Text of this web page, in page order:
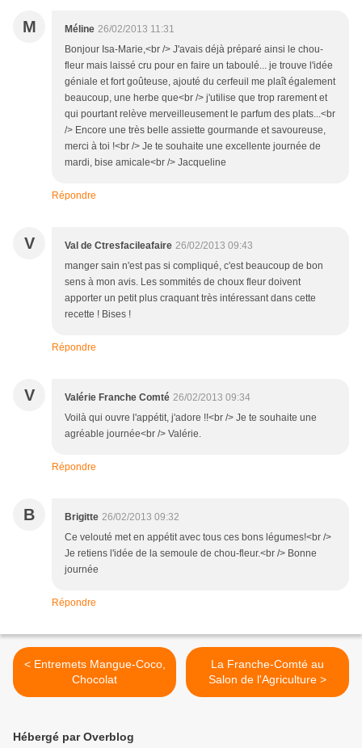
M Méline 26/02/2013 11:31
Bonjour Isa-Marie,<br /> J'avais déjà préparé ainsi le chou-
fleur mais laissé cru pour en faire un taboulé... je trouve l'idée
géniale et fort goûteuse, ajouté du cerfeuil me plaît également
beaucoup, une herbe que<br /> j'utilise que trop rarement et
qui pourtant relève merveilleusement le parfum des plats...<br
/> Encore une très belle assiette gourmande et savoureuse,
merci à toi !<br /> Je te souhaite une excellente journée de
mardi, bise amicale<br /> Jacqueline
Répondre
V Val de Ctresfacileafaire 26/02/2013 09:43
manger sain n'est pas si compliqué, c'est beaucoup de bon
sens à mon avis. Les sommités de choux fleur doivent
apporter un petit plus craquant très intéressant dans cette
recette ! Bises !
Répondre
V Valérie Franche Comté 26/02/2013 09:34
Voilà qui ouvre l'appétit, j'adore !!<br /> Je te souhaite une
agréable journée<br /> Valérie.
Répondre
B Brigitte 26/02/2013 09:32
Ce velouté met en appétit avec tous ces bons légumes!<br />
Je retiens l'idée de la semoule de chou-fleur.<br /> Bonne
journée
Répondre
< Entremets Mangue-Coco,
Chocolat
La Franche-Comté au
Salon de l'Agriculture >
Hébergé par Overblog